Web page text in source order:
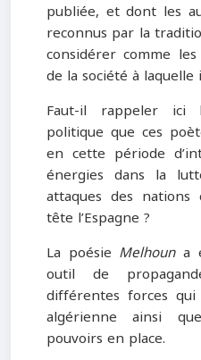
publiée, et dont les
reconnus par la
considérer comme
de la société à
Faut-il rappeler ici
politique que ces
en cette période
énergies dans la
attaques des
tête l’Espagne ?
La poésie Melhouna
outil de
différentes forces
algérienne ainsi
pouvoirs en place.